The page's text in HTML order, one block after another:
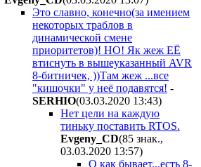
Это славно, конечно(за имением
некоторых траблов в
динамической смене
приоритетов)! НО! Як жеж EЁ
втиснуть в вышеуказанный AVR
8-битничек, ))Там жеж ...все
"кишочки" у неё подавятся! -
SERHIO(03.03.2020 13:43)
Нет цели на каждую
тиньку поставить RTOS.
Evgeny_CD(85 знак.,
03.03.2020 13:57)
О как бывает...есть 8-